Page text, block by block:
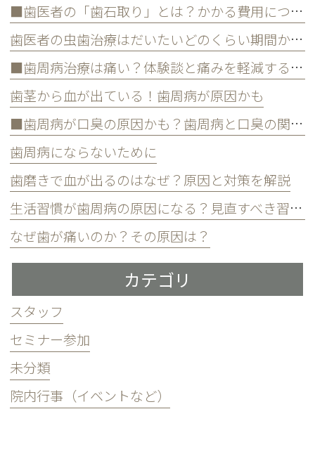
■歯医者の「歯石取り」とは？かかる費用について
歯医者の虫歯治療はだいたいどのくらい期間かかる？
■歯周病治療は痛い？体験談と痛みを軽減する方法
歯茎から血が出ている！歯周病が原因かも
■歯周病が口臭の原因かも？歯周病と口臭の関係について
歯周病にならないために
歯磨きで血が出るのはなぜ？原因と対策を解説
生活習慣が歯周病の原因になる？見直すべき習慣とは？
なぜ歯が痛いのか？その原因は？
カテゴリ
スタッフ
セミナー参加
未分類
院内行事（イベントなど）